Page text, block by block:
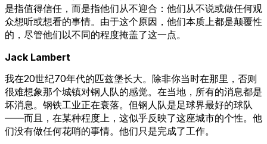
是指值得信任，而是指他们从不迎合：他们从不说或做任何观
众想听或想看的事情。由于这个原因，他们本质上都是颠覆性
的，尽管他们以不同的程度掩盖了这一点。
Jack Lambert
我在20世纪70年代的匹兹堡长大。除非你当时在那里，否则
很难想象那个城镇对钢人队的感觉。在当地，所有的消息都是
坏消息。钢铁工业正在衰落。但钢人队是足球界最好的球队
——而且，在某种程度上，这似乎反映了这座城市的个性。他
们没有做任何花哨的事情。他们只是完成了工作。